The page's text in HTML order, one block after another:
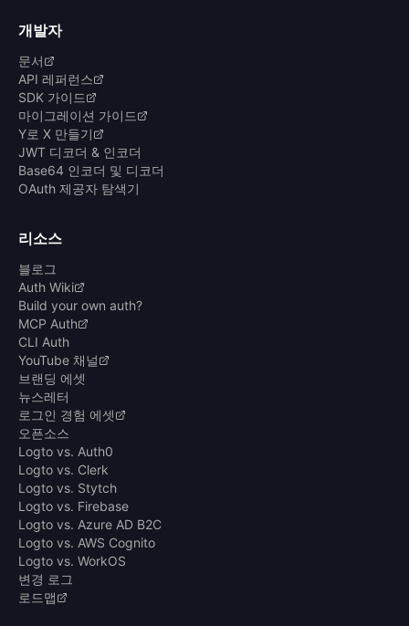
개발자
문서
API 레퍼런스
SDK 가이드
마이그레이션 가이드
Y로 X 만들기
JWT 디코더 & 인코더
Base64 인코더 및 디코더
OAuth 제공자 탐색기
리소스
블로그
Auth Wiki
Build your own auth?
MCP Auth
CLI Auth
YouTube 채널
브랜딩 에셋
뉴스레터
로그인 경험 에셋
오픈소스
Logto vs. Auth0
Logto vs. Clerk
Logto vs. Stytch
Logto vs. Firebase
Logto vs. Azure AD B2C
Logto vs. AWS Cognito
Logto vs. WorkOS
변경 로그
로드맵